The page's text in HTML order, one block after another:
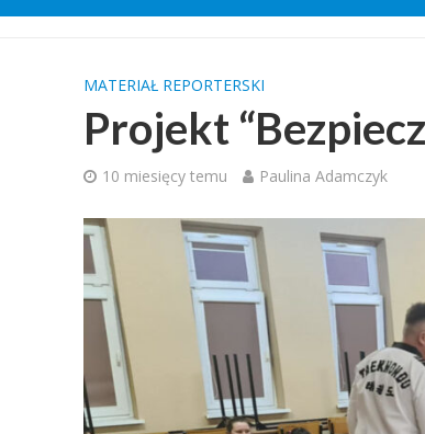
MATERIAŁ REPORTERSKI
Projekt
10 miesięcy temu Paulina Adamczyk